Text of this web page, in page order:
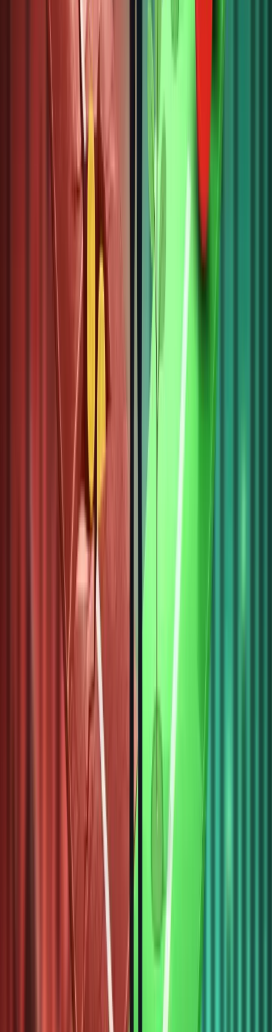
gì, cách
quy định
chứng
khoán
xuyên
biên giới
vận
hành, và
cách lựa
chọn
nền tảng
cổ phiếu